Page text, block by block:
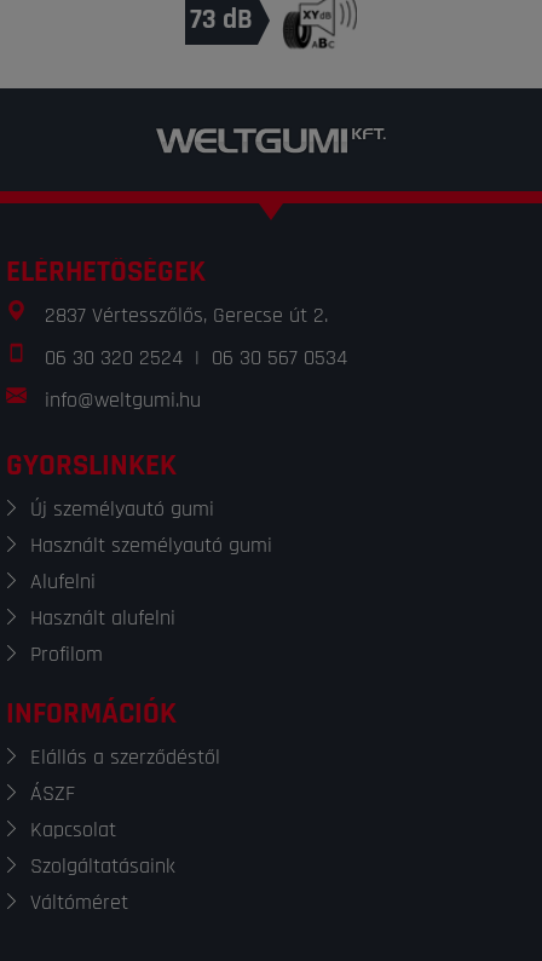
73 dB
ELÉRHETŐSÉGEK
2837 Vértesszőlős, Gerecse út 2.
06 30 320 2524 | 06 30 567 0534
info@weltgumi.hu
GYORSLINKEK
Új személyautó gumi
Használt személyautó gumi
Alufelni
Használt alufelni
Profilom
INFORMÁCIÓK
Elállás a szerződéstől
ÁSZF
Kapcsolat
Szolgáltatásaink
Váltóméret